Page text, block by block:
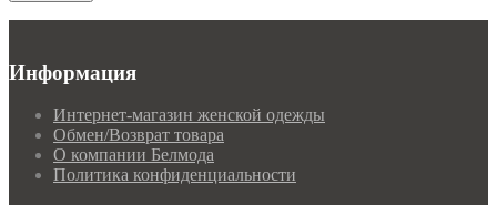
Информация
Интернет-магазин женской одежды
Обмен/Возврат товара
О компании Белмода
Политика конфиденциальности